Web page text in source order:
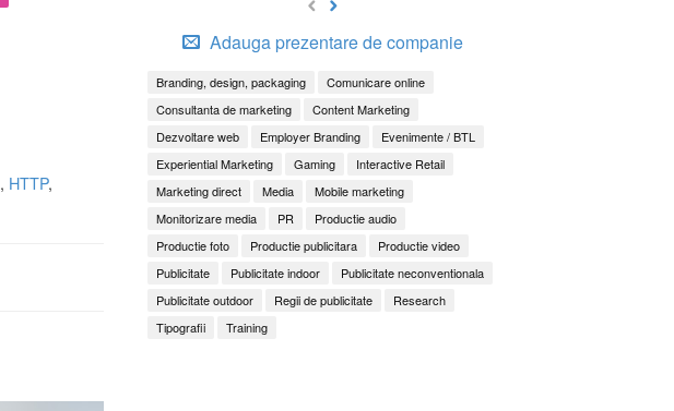
, HTTP,
Adauga prezentare de companie
Branding, design, packaging
Comunicare online
Consultanta de marketing
Content Marketing
Dezvoltare web
Employer Branding
Evenimente / BTL
Experiential Marketing
Gaming
Interactive Retail
Marketing direct
Media
Mobile marketing
Monitorizare media
PR
Productie audio
Productie foto
Productie publicitara
Productie video
Publicitate
Publicitate indoor
Publicitate neconventionala
Publicitate outdoor
Regii de publicitate
Research
Tipografii
Training